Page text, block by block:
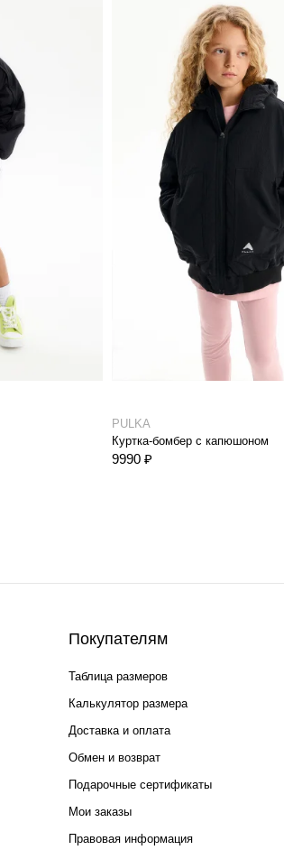
PULKA
Куртка-бомбер с капюшоном
9990 ₽
Покупателям
Таблица размеров
Калькулятор размера
Доставка и оплата
Обмен и возврат
Подарочные сертификаты
Мои заказы
Правовая информация